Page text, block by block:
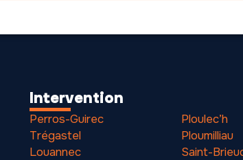
Intervention
Perros-Guirec
Trégastel
Louannec
Ploulec’h
Ploumilliau
Saint-